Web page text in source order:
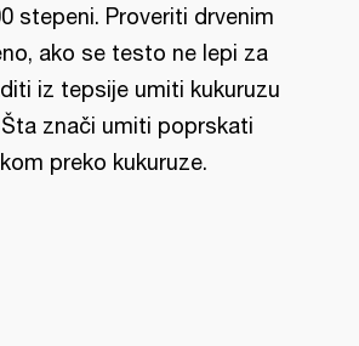
stepeni. Proveriti drvenim
ako se testo ne lepi za
iz tepsije umiti kukuruzu
znači umiti poprskati
preko kukuruze.